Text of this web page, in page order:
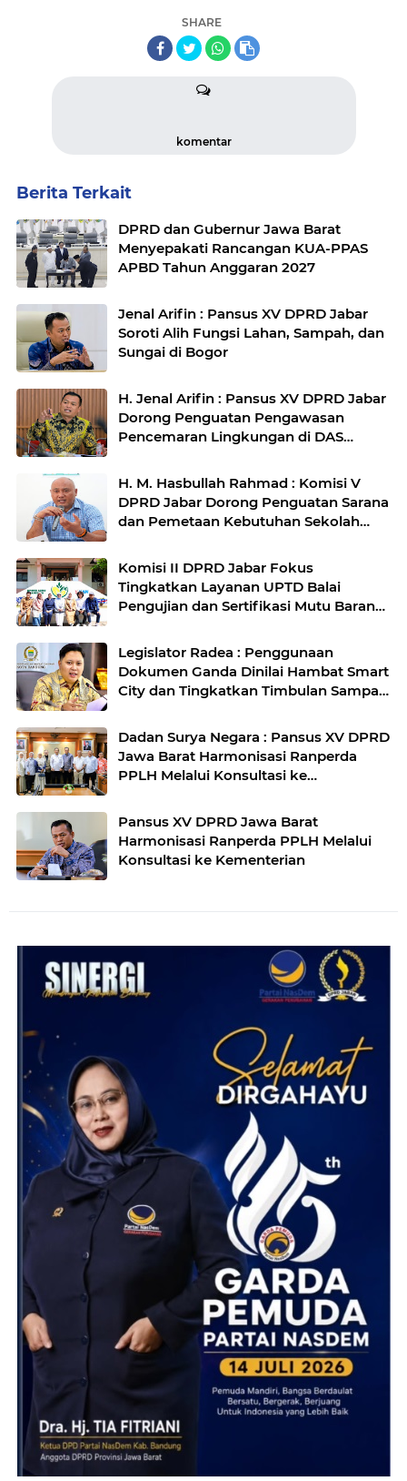
SHARE
komentar
Berita Terkait
DPRD dan Gubernur Jawa Barat
Menyepakati Rancangan KUA-PPAS
APBD Tahun Anggaran 2027
Jenal Arifin : Pansus XV DPRD Jabar
Soroti Alih Fungsi Lahan, Sampah, dan
Sungai di Bogor
H. Jenal Arifin : Pansus XV DPRD Jabar
Dorong Penguatan Pengawasan
Pencemaran Lingkungan di DAS
H. M. Hasbullah Rahmad : Komisi V
DPRD Jabar Dorong Penguatan Sarana
dan Pemetaan Kebutuhan Sekolah
Komisi II DPRD Jabar Fokus
Tingkatkan Layanan UPTD Balai
Pengujian dan Sertifikasi Mutu Barang
Legislator Radea : Penggunaan
Dokumen Ganda Dinilai Hambat Smart
City dan Tingkatkan Timbulan Sampah
Dadan Surya Negara : Pansus XV DPRD
Jawa Barat Harmonisasi Ranperda
PPLH Melalui Konsultasi ke
Pansus XV DPRD Jawa Barat
Harmonisasi Ranperda PPLH Melalui
Konsultasi ke Kementerian